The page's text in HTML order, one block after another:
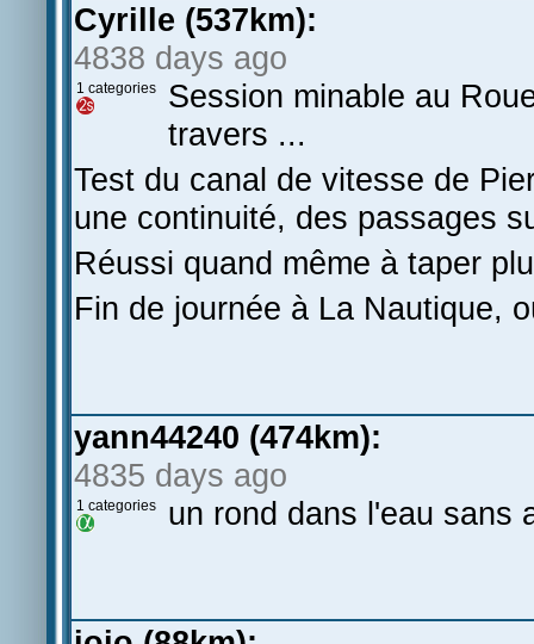
Cyrille (537km):
4838 days ago
1 categories
Session minable au
travers ...
Test du canal de vitesse de
une continuité, des passages
Réussi quand même à taper
Fin de journée à La Nautique,
yann44240 (474km):
4835 days ago
1 categories un rond dans l'eau sans